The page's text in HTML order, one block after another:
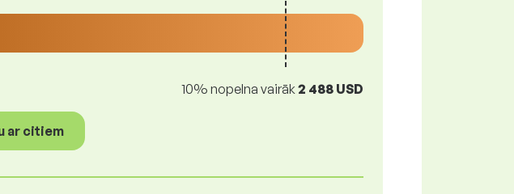
10% nopelna vairāk2 488 USD
ar citiem